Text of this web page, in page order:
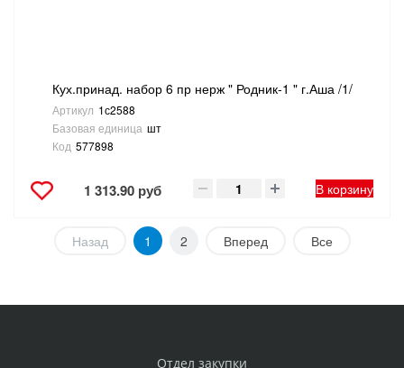
Кух.принад. набор 6 пр нерж " Родник-1 " г.Аша /1/
Артикул 1с2588
Базовая единица шт
Код 577898
1 313.90 руб В корзину
Назад 1 2 Вперед Все
Отдел закупки